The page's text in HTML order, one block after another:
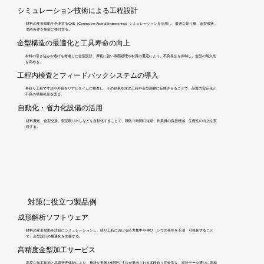
シミュレーション技術による工程設計
材料の変形挙動を予測するCAE（Computer Aided Engineering）シミュレーションを活用し、最適な絞り量、金型形状、
潤滑条件を事前に検討する。
金型構造の最適化と工具寿命の向上
材料の引き込みや逃げを考慮した金型設計、摩耗に強い表面処理や材質の選定により、不良発生を抑制し、金型の耐久性
を高める。
工程内検査とフィードバックシステムの導入
各絞り工程で寸法や外観をリアルタイムに検査し、その結果を次の工程や金型調整に反映させることで、品質の安定化と
不良の早期発見を図る。
自動化・省力化設備の活用
材料搬送、金型交換、製品取り出しなどを自動化することで、段取り時間の短縮、作業員の負担軽減、生産性の向上を実
現する。
​対策に役立つ製品例
成形解析ソフトウェア
材料の変形挙動を詳細にシミュレーションし、絞り工程における応力集中や伸び、シワの発生を予測・可視化すること
で、金型設計の最適化を支援する。
高精度金型加工サービス
高度な加工技術と品質管理体制により、複雑な形状や精密な寸法が要求される多段絞り用金型を、設計データ通りに高精